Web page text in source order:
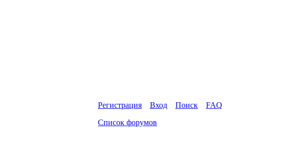
Регистрация Вход Поиск
FAQ
Список форумов